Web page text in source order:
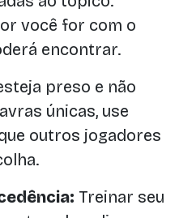
você for com o
encontrar.
preso e não
únicas, use
outros jogadores
Treinar seu